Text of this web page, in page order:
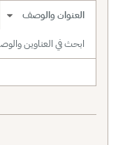
نطاق البحث